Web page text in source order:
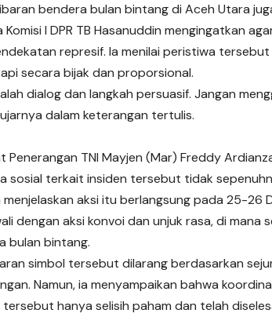
bendera bulan bintang di Aceh Utara
I DPR TB Hasanuddin mengingatkan
represif. Ia menilai peristiwa tersebut
secara bijak dan proporsional.
dialog dan langkah persuasif. Jangan
dalam keterangan tertulis.
Penerangan TNI Mayjen (Mar) Freddy
sosial terkait insiden tersebut tidak
aksi itu berlangsung pada 25-26
dengan aksi konvoi dan unjuk rasa, di mana
bulan bintang.
simbol tersebut dilarang berdasarkan
Namun, ia menyampaikan bahwa
hanya selisih paham dan telah